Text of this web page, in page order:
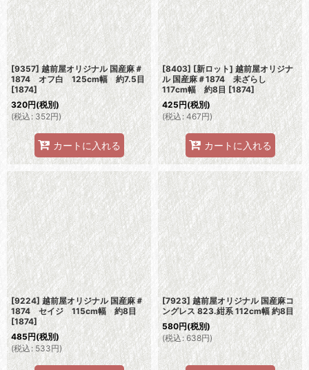
[9357] 越前屋オリジナル 国産麻＃
1874 オフ白 125cm幅 約7.5目
[1874]
320円(税別)
(税込 : 352円)
カートに入れる
[8403] [新ロット] 越前屋オリジナ
ル 国産麻＃1874 未ざらし
117cm幅 約8目 [1874]
425円(税別)
(税込 : 467円)
カートに入れる
[9224] 越前屋オリジナル 国産麻＃
1874 セイジ 115cm幅 約8目
[1874]
485円(税別)
(税込 : 533円)
[7923] 越前屋オリジナル 国産麻コ
ングレス 823.紺系 112cm幅 約8目
580円(税別)
(税込: 638円)